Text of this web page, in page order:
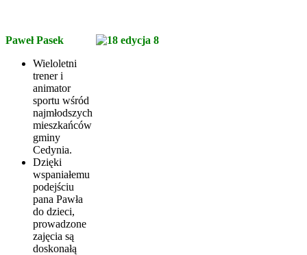
Paweł Pasek
Wieloletni
trener i
animator
sportu wśród
najmłodszych
mieszkańców
gminy
Cedynia.
Dzięki
wspaniałemu
podejściu
pana Pawła
do dzieci,
prowadzone
zajęcia są
doskonałą